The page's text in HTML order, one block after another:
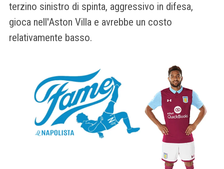
terzino sinistro di spinta, aggressivo in difesa,
gioca nell'Aston Villa e avrebbe un costo
relativamente basso.